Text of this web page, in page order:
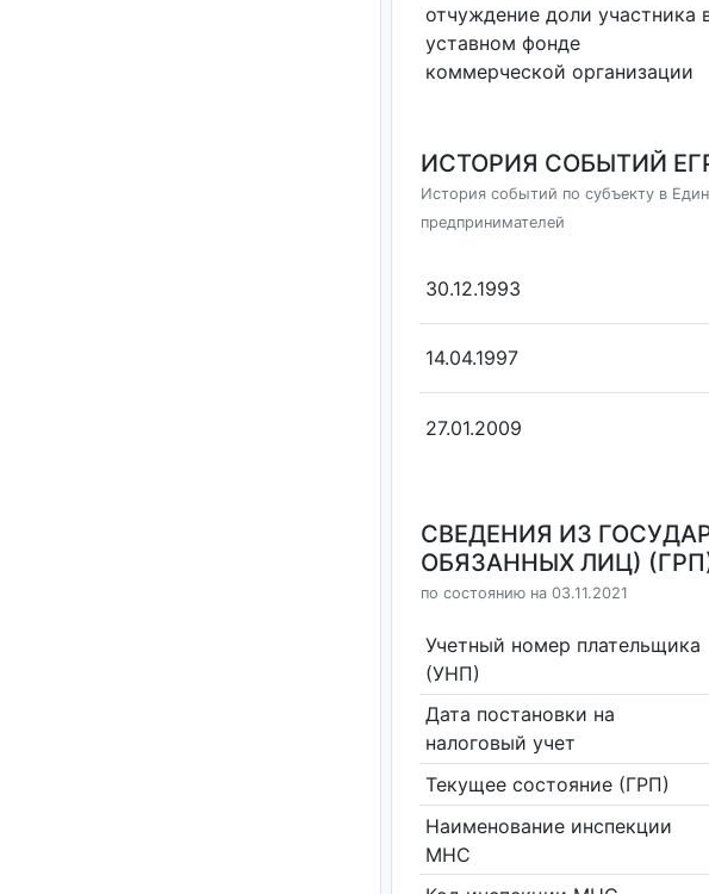
отчуждение доли участника
уставном фонде
коммерческой организации
ИСТОРИЯ СОБЫТИЙ
История событий по субъекту в
предпринимателей
30.12.1993
14.04.1997
27.01.2009
СВЕДЕНИЯ ИЗ
ОБЯЗАННЫХ ЛИЦ)
по состоянию на 03.11.2021
Учетный номер плательщика
(УНП)
Дата постановки на
налоговый учет
Текущее состояние (ГРП)
Наименование инспекции
МНС